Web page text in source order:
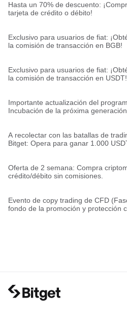
Hasta un 70% de descuento:
tarjeta de crédito o débito!
Exclusivo para usuarios de fiat:
la comisión de transacción en BGB!
Exclusivo para usuarios de fiat:
la comisión de transacción en USDT!
Importante actualización del
Incubación de la próxima
A recolectar con las batallas de
Bitget: Opera para ganar 1.000
Oferta de 2 semana: Compra
crédito/débito sin comisiones.
Evento de copy trading de CFD
fondo de la promoción y protección